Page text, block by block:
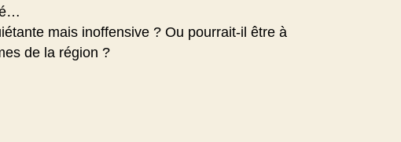
mais inoffensive ? Ou pourrait-il être à
de la région ?